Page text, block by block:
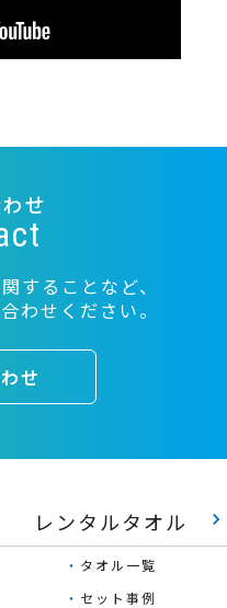
せ
することなど、
わせください。
せ
レンタルタオル keyboard_arrow_right
・ タオル一覧
・ セット事例